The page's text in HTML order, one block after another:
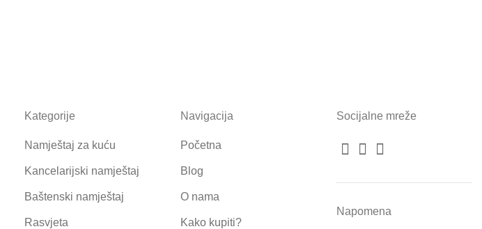
Kategorije
Namještaj za kuću
Kancelarijski namještaj
Baštenski namještaj
Rasvjeta
Navigacija
Početna
Blog
O nama
Kako kupiti?
Socijalne mreže
Napomena